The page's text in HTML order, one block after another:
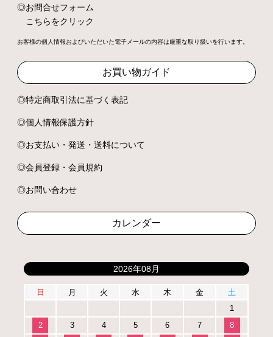
お問合せフォーム
こちらをクリック
お客様の個人情報およびいただいた電子メールの内容は厳重な取り扱いを行います。
お買い物ガイド
特定商取引法に基づく表記
個人情報保護方針
お支払い・発送・送料について
会員登録・会員規約
お問い合わせ
カレンダー
2026年08月
日 月 火 水 木 金
土
1
2
3 4 5 6 7
8